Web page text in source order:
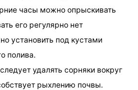
часы можно опрыскивать
его регулярно нет
установить под кустами
полива.
удалять сорняки вокруг
рыхлению почвы.